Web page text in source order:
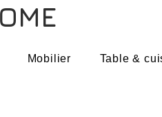
Mobilier Table &